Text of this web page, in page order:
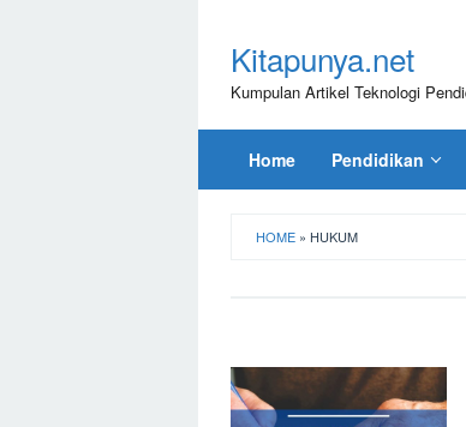
kontenKitapunya.net
Kumpulan Artikel Teknologi
Home Pendidikan
HOME » HUKUM